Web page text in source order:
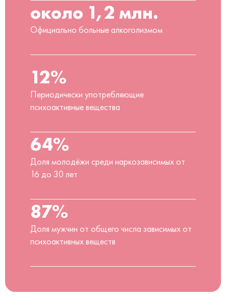
около 1,2 млн.
Официально больные алкоголизмом
12%
Периодически употребляющие
психоактивные вещества
64%
Доля молодёжи среди наркозависимых от
16 до 30 лет
87%
Доля мужчин от общего числа зависимых от
психоактивных веществ